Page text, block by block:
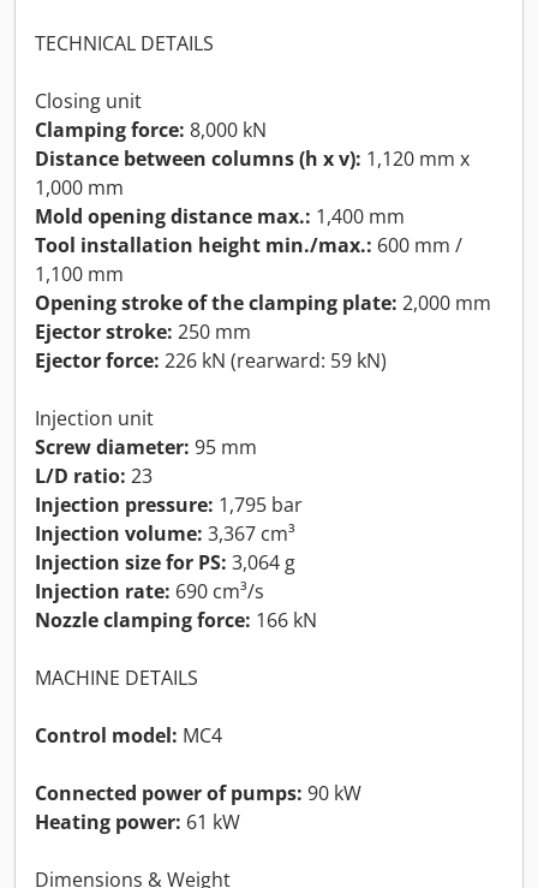
TECHNICAL DETAILS
Closing unit
Clamping force: 8,000 kN
Distance between columns (h x v): 1,120 mm x
1,000 mm
Mold opening distance max.: 1,400 mm
Tool installation height min./max.: 600 mm /
1,100 mm
Opening stroke of the clamping plate: 2,000 mm
Ejector stroke: 250 mm
Ejector force: 226 kN (rearward: 59 kN)
Injection unit
Screw diameter: 95 mm
L/D ratio: 23
Injection pressure: 1,795 bar
Injection volume: 3,367 cm³
Injection size for PS: 3,064 g
Injection rate: 690 cm³/s
Nozzle clamping force: 166 kN
MACHINE DETAILS
Control model: MC4
Connected power of pumps: 90 kW
Heating power: 61 kW
Dimensions & Weight